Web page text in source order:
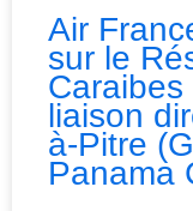
Air
sur le
liaison
à-Pitre
Panama